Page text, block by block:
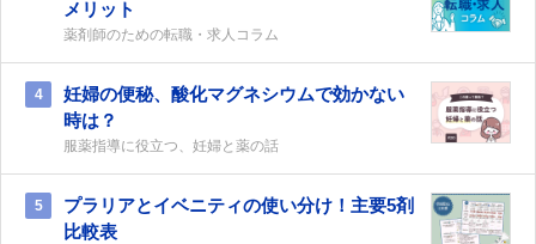
メリット
薬剤師のための転職・求人コラム
4
妊婦の便秘、酸化マグネシウムで効かない
時は？
服薬指導に役立つ、妊婦と薬の話
5
プラリアとイベニティの使い分け！主要5剤
比較表